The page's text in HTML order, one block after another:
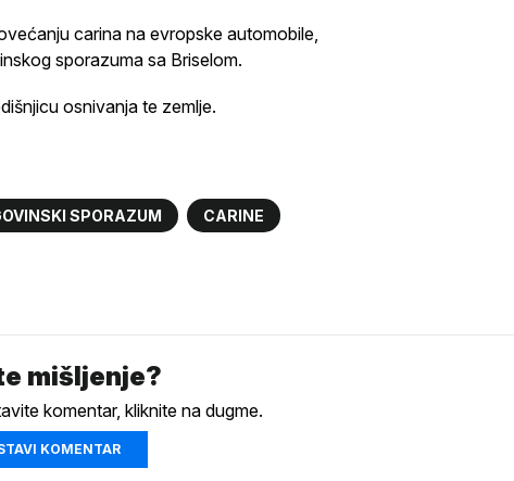
carina na evropske automobile,
sporazuma sa Briselom.
osnivanja te zemlje.
SPORAZUM CARINE
mišljenje?
komentar, kliknite na dugme.
KOMENTAR